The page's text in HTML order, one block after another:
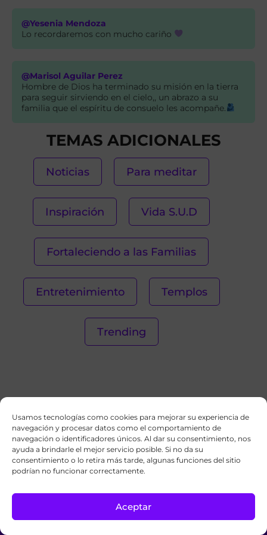
Usamos tecnologías como cookies para mejorar su experiencia de
navegación y procesar datos como el comportamiento de
navegación o identificadores únicos. Al dar su consentimiento, nos
ayuda a brindarle el mejor servicio posible. Si no da su
consentimiento o lo retira más tarde, algunas funciones del sitio
podrían no funcionar correctamente.
Aceptar
@Yesenia Mendoza
Lo recordaremos con mucho cariño
@Marisol Aguilar Perez
Hombre de Dios ha terminado su misión en la tierra
para seguir sirviendo en el cielo,, un abrazo a su
familia que el espíritu de consuelo les acompañe.
TEMAS ADICIONALES
Noticias Para meditar
Inspiración Vida S.U.D
Fortaleciendo a las Familias
Entretenimiento Templos
Trending
¿Tienes una
pregunta?
Contáctanos